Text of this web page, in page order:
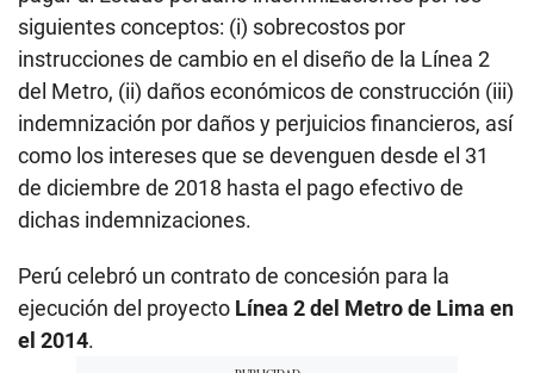
siguientes conceptos: (i) sobrecostos por
instrucciones de cambio en el diseño de la Línea 2
del Metro, (ii) daños económicos de construcción (iii)
indemnización por daños y perjuicios financieros, así
como los intereses que se devenguen desde el 31
de diciembre de 2018 hasta el pago efectivo de
dichas indemnizaciones.
Perú celebró un contrato de concesión para la
ejecución del proyecto Línea 2 del Metro de Lima en
el 2014.